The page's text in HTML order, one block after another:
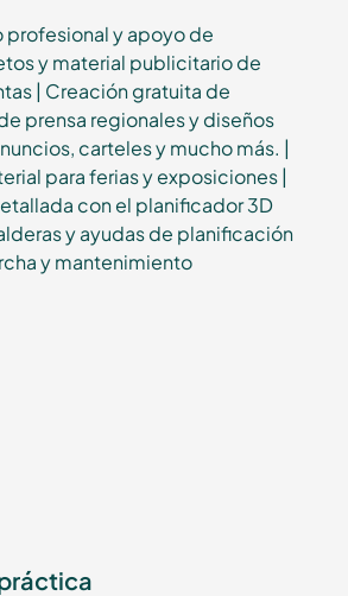
profesional y apoyo de
y material publicitario de
| Creación gratuita de
prensa regionales y diseños
carteles y mucho más. |
para ferias y exposiciones |
con el planificador 3D
y ayudas de planificación
y mantenimiento